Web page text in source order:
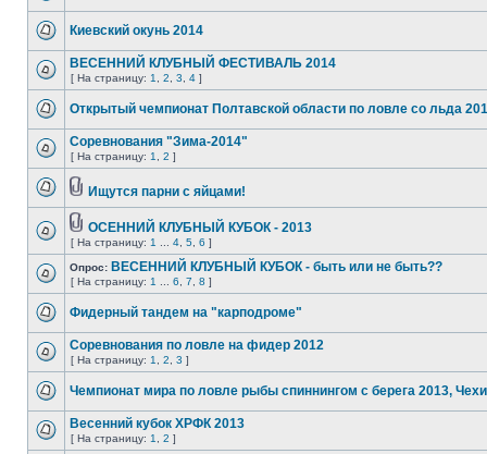
Киевский окунь 2014
ВЕСЕННИЙ КЛУБНЫЙ ФЕСТИВАЛЬ 2014
[ На страницу: 1 2 3 4 ]
Открытый чемпионат Полтавской области по ловле со льда
Соревнования "Зима-2014"
[ На страницу: 1 2 ]
Ищутся парни с яйцами!
ОСЕННИЙ КЛУБНЫЙ КУБОК - 2013
[ На страницу: 1 4 5 6 ]
Опрос: ВЕСЕННИЙ КЛУБНЫЙ КУБОК - быть или не быть??
[ На страницу: 1 6 7 8 ]
Фидерный тандем на "карподроме"
Соревнования по ловле на фидер 2012
[ На страницу: 1 2 3 ]
Чемпионат мира по ловле рыбы спиннингом с берега 2013,
Весенний кубок ХРФК 2013
[ На страницу: 1 2 ]